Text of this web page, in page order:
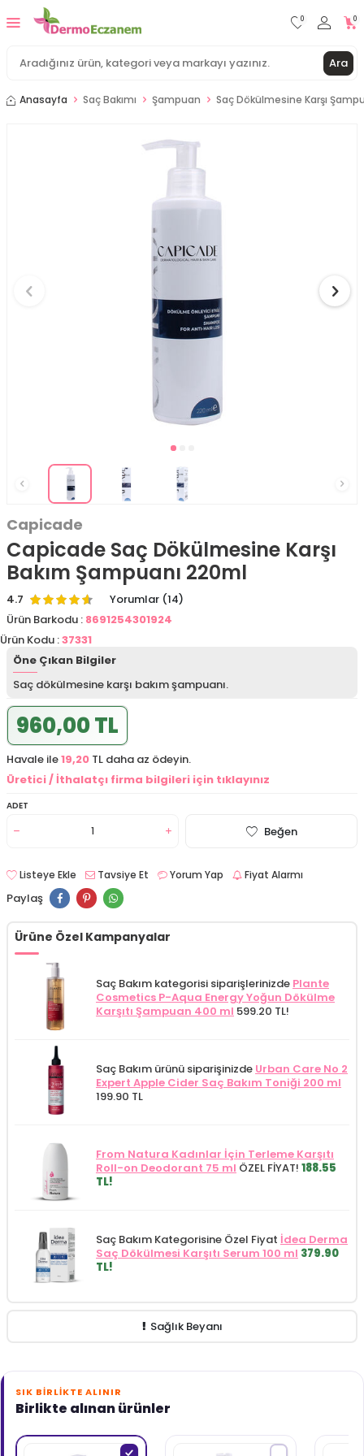
Ara
0 0
Anasayfa Saç Bakımı Şampuan Saç Dökülmesine Karşı
Capicade
Capicade Saç Dökülmesine Karşı
Bakım Şampuanı 220ml
4.7
Yorumlar (14)
Ürün Barkodu : 8691254301924
Ürün Kodu :37331
Öne Çıkan Bilgiler
Saç dökülmesine karşı bakım şampuanı.
960,00 TL
Havale ile19,20 TL daha az ödeyin.
Üretici / İthalatçı firma bilgileri için tıklayınız
ADET
Beğen
Listeye Ekle Tavsiye Et Yorum Yap Fiyat Alarmı
Paylaş
Ürüne Özel Kampanyalar
Saç Bakım kategorisi siparişlerinizde Plante
Cosmetics P-Aqua Energy Yoğun Dökülme
Karşıtı Şampuan 400 ml 599.20 TL!
Saç Bakım ürünü siparişinizde Urban Care No 2
Expert Apple Cider Saç Bakım Toniği 200 ml
199.90 TL
From Natura Kadınlar İçin Terleme Karşıtı
Roll-on Deodorant 75 ml ÖZEL FİYAT! 188.55
TL!
Saç Bakım Kategorisine Özel Fiyat İdea Derma
Saç Dökülmesi Karşıtı Serum 100 ml 379.90
TL!
Sağlık Beyanı
SIK BIRLIKTE ALINIR
Birlikte alınan ürünler